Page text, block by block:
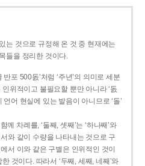
는 것으로 규정해 온 것 중 현재에는
들을 정리한 것이다.
반포 500돐’처럼 ‘주년’의 의미로 세분
위적이고 불필요할 뿐만 아니라 ‘돐
언어 현실에 있는 발음이 아니므로 ‘돌’
께 차례를, ‘둘째, 셋째’는 ‘하나째’와
와 같이 수량을 나타내는 것으로 구
서 이와 같은 구별은 인위적인 것이
것이다. 따라서 ‘두째, 세째, 네째’와